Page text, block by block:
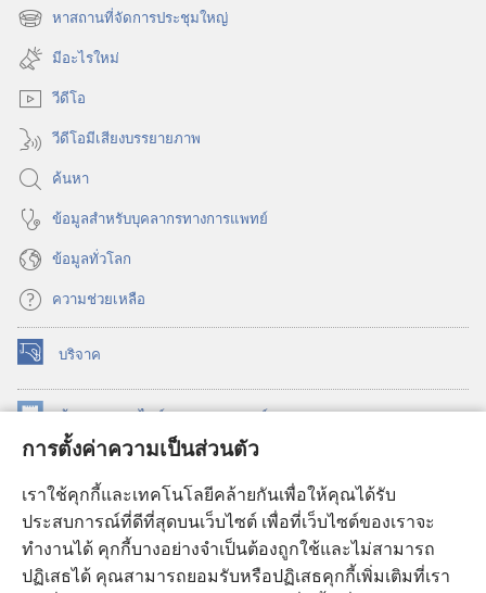
การตั้งค่าความเป็นส่วนตัว
เราใช้คุกกี้และเทคโนโลยีคล้ายกันเพื่อให้คุณได้รับ
ประสบการณ์ที่ดีที่สุดบนเว็บไซต์ เพื่อที่เว็บไซต์ของเราจะ
ทำงานได้ คุกกี้บางอย่างจำเป็นต้องถูกใช้และไม่สามารถ
ปฏิเสธได้ คุณสามารถยอมรับหรือปฏิเสธคุกกี้เพิ่มเติมที่เรา
หน้าต่าง
ใหม่)
หาสถานที่จัดการประชุมใหญ่
(เปิด
หน้าต่าง
ใหม่)
มีอะไรใหม่
วีดีโอ
วีดีโอมีเสียงบรรยายภาพ
ค้นหา
ข้อมูล​สำหรับ​บุคลากร​ทาง​การ​แพทย์
ข้อมูล​ทั่ว​โลก
ความช่วยเหลือ
บริจาค
(เปิด
หน้าต่าง
ใหม่) ห้องสมุดออนไลน์ของวอชเทาเวอร์
หน้าต่าง
®
หน้าต่าง
ใหม่) JW Library®
ห้องสมุดว็อชเทาเวอร์